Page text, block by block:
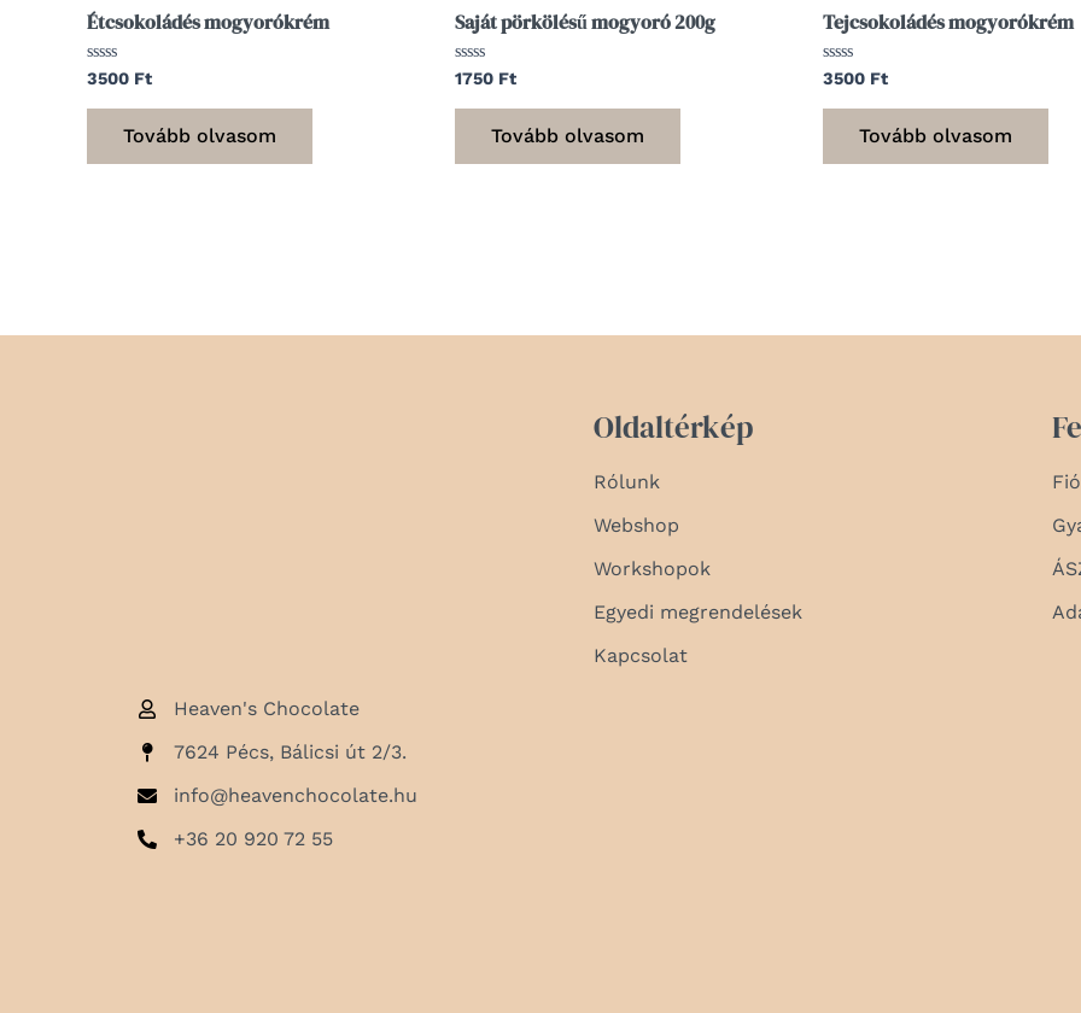
Étcsokoládés mogyorókrém
Értékelés:
0
/
3500 Ft
Tovább olvasom
Saját pörkölésű mogyoró 200g
Értékelés:
/
1750 Ft
Tovább olvasom
Tejcsokoládés mogyorókrém
Értékelés:
0
/
3500 Ft
Tovább olvasom
Heaven's Chocolate
7624 Pécs, Bálicsi út 2/3.
info@heavenchocolate.hu
+36 20 920 72 55
Oldaltérkép
Rólunk
Webshop
Workshopok
Egyedi megrendelések
Kapcsolat